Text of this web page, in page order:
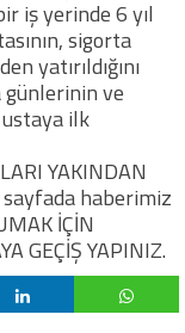
iş yerinde 6 yıl
sigorta
yatırıldığını
günlerinin ve
ustaya ilk
YAKINDAN
sayfada haberimiz
İÇİN
GEÇİŞ YAPINIZ.